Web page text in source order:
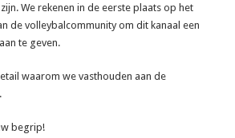
We rekenen in de eerste plaats op het
de volleybalcommunity om dit kanaal een
te geven.
waarom we vasthouden aan de
begrip!